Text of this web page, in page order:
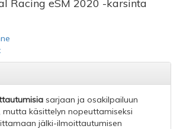
Racing eSM 2020 -karsinta
sarjaan ja osakilpailuun
käsittelyn nopeuttamiseksi
jälki-ilmoittautumisen